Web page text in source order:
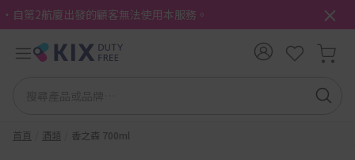
・自第2航廈出發的顧客無法使用本服務。
首頁 酒類 香之森 700ml